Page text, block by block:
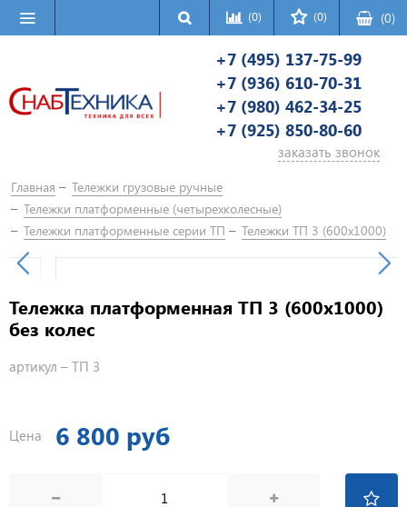
(0) (0) (0)
+7 (495) 137-75-99
+7 (936) 610-70-31
+7 (980) 462-34-25
+7 (925) 850-80-60
заказать звонок
Главная
Тележки грузовые ручные
Тележки платформенные (четырехколесные)
Тележки платформенные серии ТП
Тележки ТП 3 (600х1000)
Тележка платформенная ТП 3 (600х1000)
без колес
артикул – ТП 3
Цена 6 800 руб